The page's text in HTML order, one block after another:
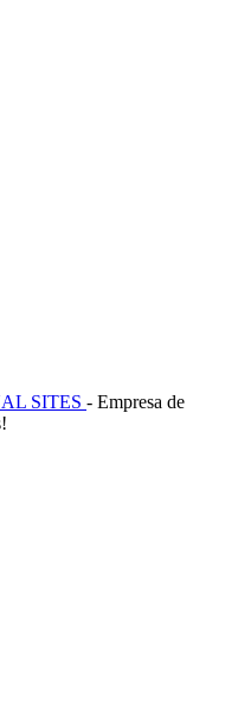
SITES - Empresa de